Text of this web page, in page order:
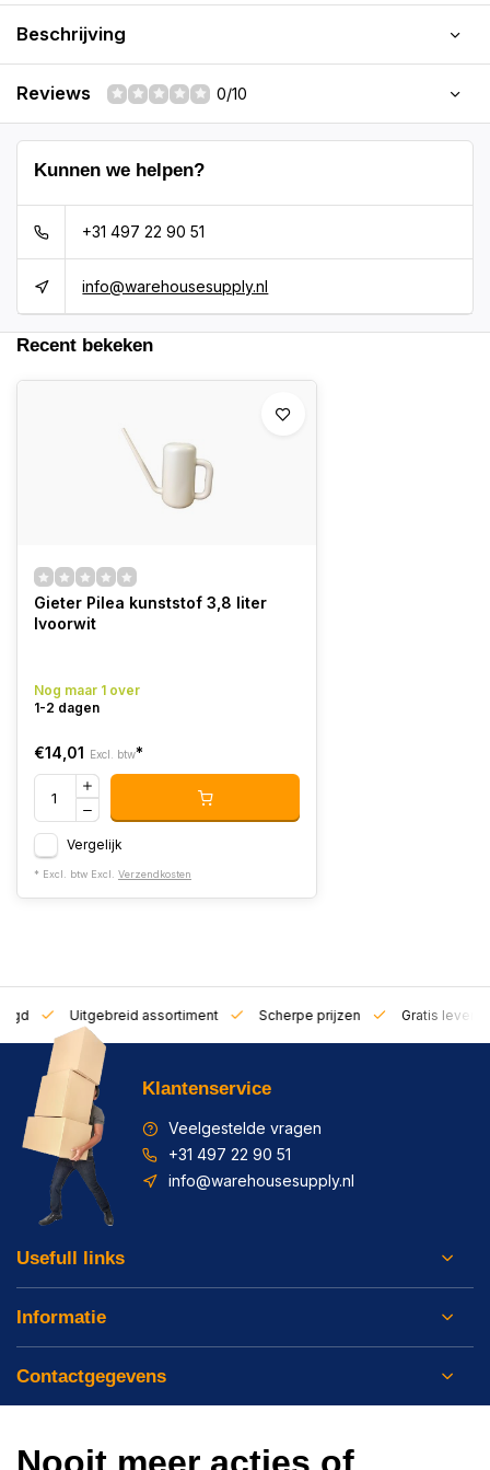
Beschrijving
Reviews 0/10
Kunnen we helpen?
+31 497 22 90 51
info@warehousesupply.nl
Recent bekeken
Gieter Pilea kunststof 3,8 liter
Ivoorwit
Nog maar 1 over
1-2 dagen
€14,01 Excl. btw*
Vergelijk
* Excl. btw Excl. Verzendkosten
Uitgebreid assortiment Scherpe prijzen Gratis
Klantenservice
Veelgestelde vragen
+31 497 22 90 51
info@warehousesupply.nl
Usefull links
Informatie
Contactgegevens